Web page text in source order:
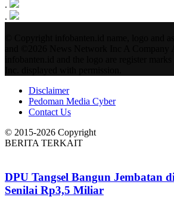
.
.
Disclaimer
Pedoman Media Cyber
Contact Us
© 2015-2026 Copyright
BERITA TERKAIT
DPU Tangsel Bangun Jembatan
Senilai Rp3,5 Miliar